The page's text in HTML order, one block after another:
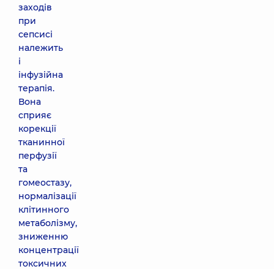
заходів
при
сепсисі
належить
і
інфузійна
терапія.
Вона
сприяє
корекції
тканинної
перфузії
та
гомеостазу,
нормалізації
клітинного
метаболізму,
зниженню
концентрації
токсичних